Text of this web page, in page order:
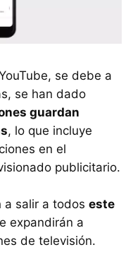
se debe a
se han dado
guardan
, lo que incluye
en el
publicitario.
a salir a todos este
expandirán a
de televisión.